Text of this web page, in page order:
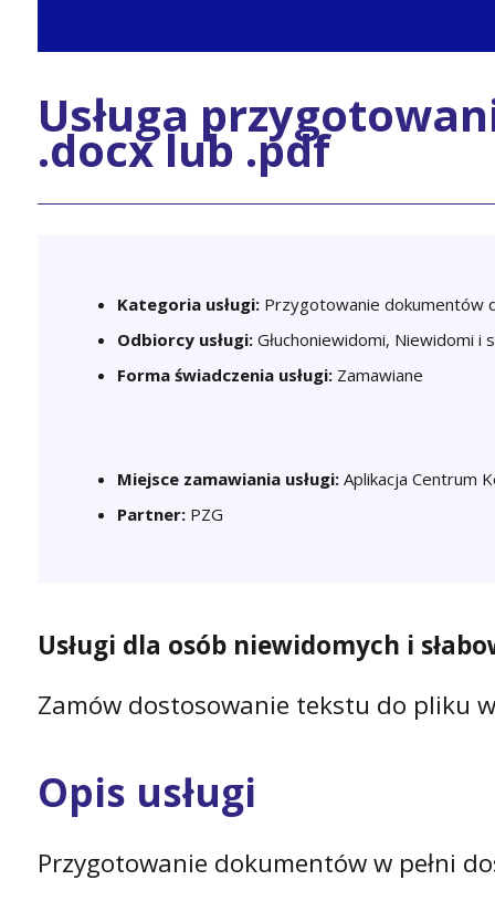
Usługa
.docx lub .pdf
Kategoria usługi:Przygotowanie dokumentów
Odbiorcy usługi:Głuchoniewidomi, Niewidomi i
Forma świadczenia usługi:Zamawiane
Miejsce zamawiania usługi:Aplikacja Centrum
Partner:PZG
Usługi dla osób niewidomych i
Zamów dostosowanie tekstu do pliku
Opis usługi
Przygotowanie dokumentów w pełni